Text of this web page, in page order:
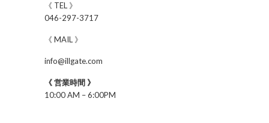
《 TEL 》
046-297-3717
《 MAIL 》
info@illgate.com
《 営業時間 》
10:00 AM – 6:00PM